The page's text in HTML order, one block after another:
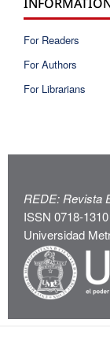
For Readers
For Authors
For Librarians
REDE: Revista
ISSN 0718-1310
Universidad